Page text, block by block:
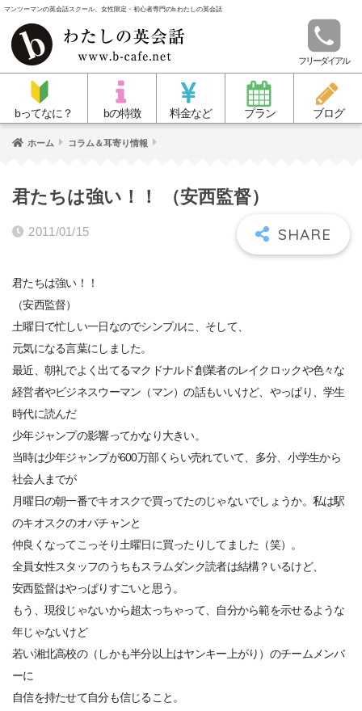
マンツーマンの英会話スクール、女性限定・初心者専門のb わたしの英会話
フリーダイアル
bってなに？ bの特徴 料金など プラン ブログ
ホーム コラム＆耳寄り情報
君たちは強い！！ （安西監督）
2011/01/15
君たちは強い！！
（安西監督）
土曜日で忙しい一日なのでシンプルに、そして、
元気になる言葉にしました。
最近、朝礼でよく出てるマクドナルド創業者のレイクロックや色々な
経営者やビジネスウーマン（マン）の話もいいけど、やっぱり、学生
時代に読んだ
少年ジャンプの影響ってかなり大きい。
当時は少年ジャンプが600万部くらい売れていて、多分、小学生から
社会人までが
月曜日の朝一番でキオスクで買ってたのじゃないでしょうか。私は駅
のキオスクのオバチャンと
仲良くなってこっそり土曜日に買ったりしてました（笑）。
全員女性スタッフのうちもスラムダンク読者は結構？いるけど、
安西監督はやっぱりすごいと思う。
もう、現役じゃないから超太っちゃって、自分から範を示せるような
年じゃないけど
若い湘北高校の（しかも半分以上はヤンキー上がり）のチームメンバ
ーに
自信を持たせて自分も信じること。